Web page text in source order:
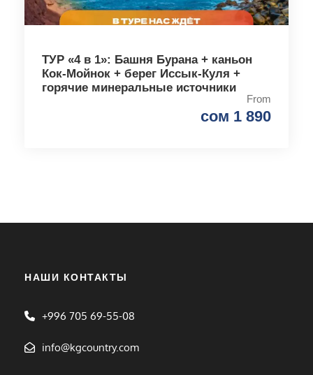
ТУР «4 в 1»: Башня Бурана + каньон
Кок-Мойнок + берег Иссык-Куля +
горячие минеральные источники
From
сом 1 890
НАШИ КОНТАКТЫ
+996 705 69-55-08
info@kgcountry.com